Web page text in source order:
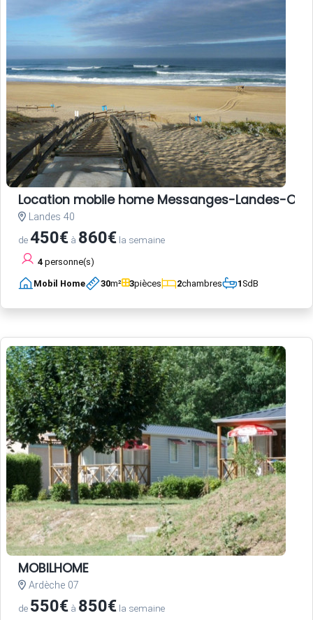
Location mobile home Messanges-Landes-
Landes 40
de450€ à 860€ la semaine
4 personne(s)
Mobil Home 30m² 3pièces 2chambres 1SdB
MOBILHOME
Ardèche 07
de 550€ à 850€ la semaine